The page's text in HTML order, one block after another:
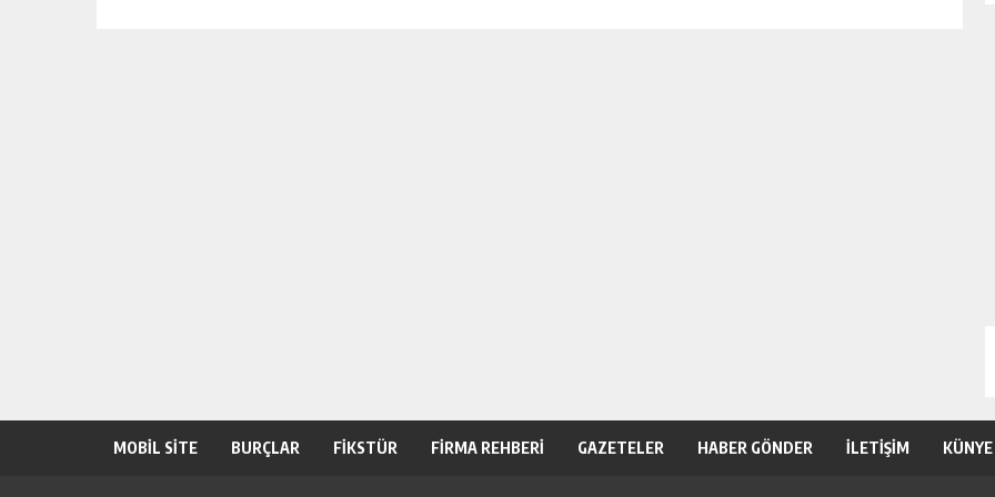
MOBİL SİTE BURÇLAR FİKSTÜR FİRMA REHBERİ GAZETELER HABER GÖNDER İLETİŞİM KÜNYE